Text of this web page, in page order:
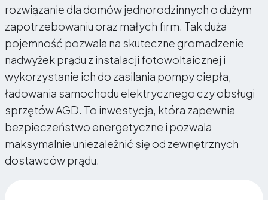
rozwiązanie dla domów jednorodzinnych o dużym
zapotrzebowaniu oraz małych firm. Tak duża
pojemność pozwala na skuteczne gromadzenie
nadwyżek prądu z instalacji fotowoltaicznej i
wykorzystanie ich do zasilania pompy ciepła,
ładowania samochodu elektrycznego czy obsługi
sprzętów AGD. To inwestycja, która zapewnia
bezpieczeństwo energetyczne i pozwala
maksymalnie uniezależnić się od zewnętrznych
dostawców prądu.